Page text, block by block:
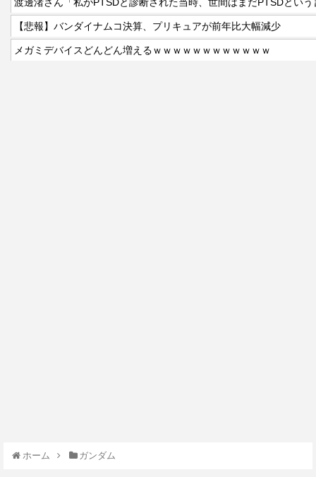
【悲報】バンダイナムコ決算、プリキュアが前年比大幅減少
メガミデバイスどんどん増えるｗｗｗｗｗｗｗｗｗｗｗｗ
ホーム ガンダム